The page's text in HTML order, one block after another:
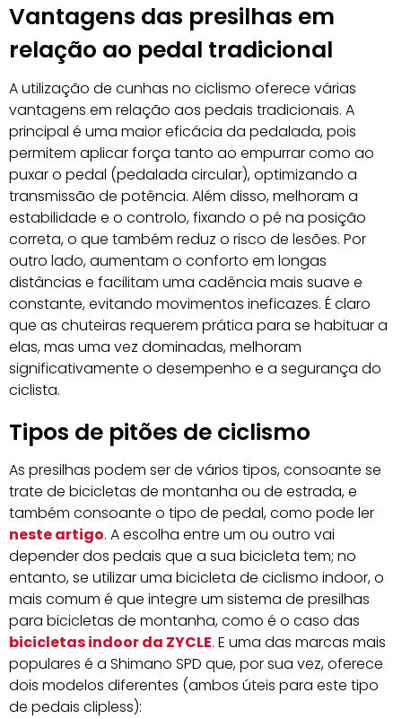
Vantagens das presilhas em
relação ao pedal tradicional
A utilização de cunhas no ciclismo oferece várias
vantagens em relação aos pedais tradicionais. A
principal é uma maior eficácia da pedalada, pois
permitem aplicar força tanto ao empurrar como ao
puxar o pedal (pedalada circular), optimizando a
transmissão de potência. Além disso, melhoram a
estabilidade e o controlo, fixando o pé na posição
correta, o que também reduz o risco de lesões. Por
outro lado, aumentam o conforto em longas
distâncias e facilitam uma cadência mais suave e
constante, evitando movimentos ineficazes. É claro
que as chuteiras requerem prática para se habituar a
elas, mas uma vez dominadas, melhoram
significativamente o desempenho e a segurança do
ciclista.
Tipos de pitões de ciclismo
As presilhas podem ser de vários tipos, consoante se
trate de bicicletas de montanha ou de estrada, e
também consoante o tipo de pedal, como pode ler
neste artigo. A escolha entre um ou outro vai
depender dos pedais que a sua bicicleta tem; no
entanto, se utilizar uma bicicleta de ciclismo indoor, o
mais comum é que integre um sistema de presilhas
para bicicletas de montanha, como é o caso das
bicicletas indoor da ZYCLE. E uma das marcas mais
populares é a Shimano SPD que, por sua vez, oferece
dois modelos diferentes (ambos úteis para este tipo
de pedais clipless):